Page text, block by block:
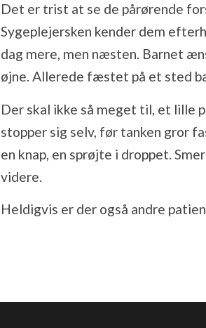
Det er trist at se de pårørende
Sygeplejersken kender dem
dag mere, men næsten. Barnet
øjne. Allerede fæstet på et sted
Der skal ikke så meget til, et lille
stopper sig selv, før tanken gror
en knap, en sprøjte i droppet.
videre.
Heldigvis er der også andre